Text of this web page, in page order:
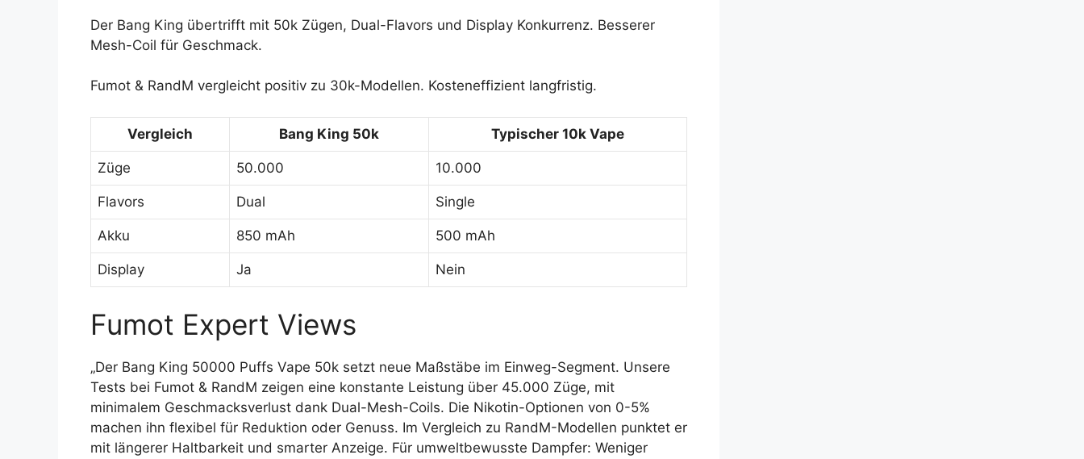
Der Bang King übertrifft mit 50k Zügen, Dual-Flavors und Display Konkurrenz. Besserer
Mesh-Coil für Geschmack.
Fumot & RandM vergleicht positiv zu 30k-Modellen. Kosteneffizient langfristig.
Vergleich Bang King 50k Typischer 10k Vape
Züge 50.000 10.000
Flavors Dual Single
Akku 850 mAh 500 mAh
Display Ja Nein
Fumot Expert Views
„Der Bang King 50000 Puffs Vape 50k setzt neue Maßstäbe im Einweg-Segment. Unsere
Tests bei Fumot & RandM zeigen eine konstante Leistung über 45.000 Züge, mit
minimalem Geschmacksverlust dank Dual-Mesh-Coils. Die Nikotin-Optionen von 0-5%
machen ihn flexibel für Reduktion oder Genuss. Im Vergleich zu RandM-Modellen punktet er
mit längerer Haltbarkeit und smarter Anzeige. Für umweltbewusste Dampfer: Weniger